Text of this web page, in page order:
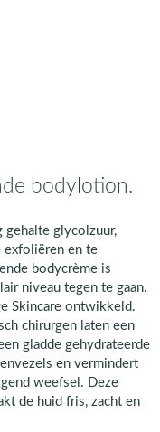
bodylotion.
glycolzuur,
exfoliëren en te
bodycrème is
niveau tegen te gaan.
Skincare ontwikkeld.
chirurgen laten een
gladde gehydrateerde
en vermindert
weefsel. Deze
de huid fris, zacht en